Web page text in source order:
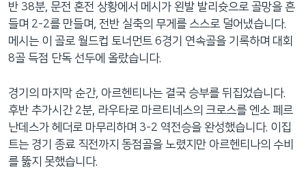
반 38분, 문전 혼전 상황에서 메시가 왼발 발리슛으로 골망을 흔
들며 2-2를 만들며, 전반 실축의 무게를 스스로 덜어냈습니다.
메시는 이 골로 월드컵 토너먼트 6경기 연속골을 기록하며 대회
8골 득점 단독 선두에 올랐습니다.
경기의 마지막 순간, 아르헨티나는 결국 승부를 뒤집었습니다.
후반 추가시간 2분, 라우타로 마르티네스의 크로스를 엔소 페르
난데스가 헤더로 마무리하며 3-2 역전승을 완성했습니다. 이집
트는 경기 종료 직전까지 동점골을 노렸지만 아르헨티나의 수비
를 뚫지 못했습니다.